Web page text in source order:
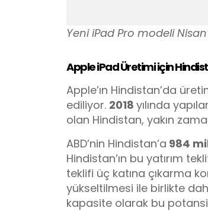
Yeni iPad Pro modeli
Apple iPad Üretimi için
Apple’ın Hindistan’da
ediliyor. 2018 yılında
olan Hindistan, yakın
ABD’nin Hindistan’a 984
Hindistan’ın bu yatırım
teklifi üç katına çıkarma
yükseltilmesi ile birlikte
kapasite olarak bu